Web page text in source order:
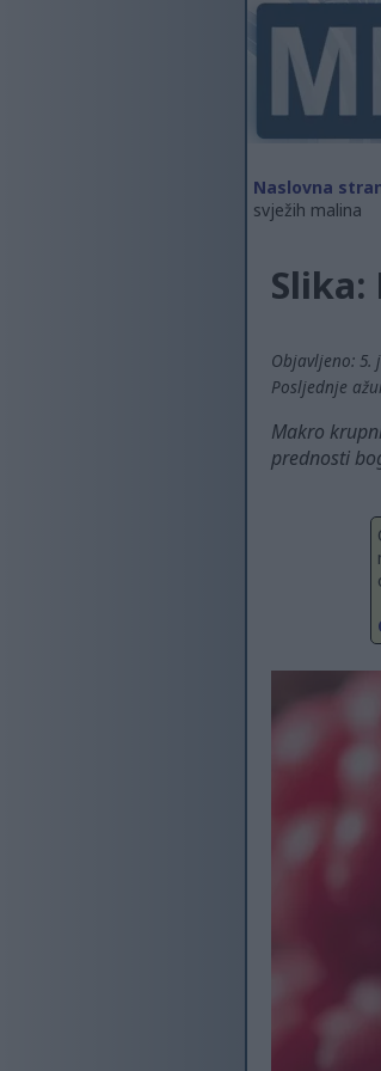
Naslovna
svježih malina
Objavljeno: 5.
Posljednje
Makro
prednosti